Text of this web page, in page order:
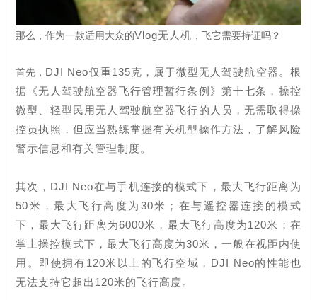
那么，作为一款适用大众的Vlog无人机 ，飞它需要持证吗？
首先， DJI Neo仅重135克，属于微型无人驾驶航空器。根
据《无人驾驶航空器飞行管理暂行条例》第十七条，操控
微型、轻型民用无人驾驶航空器飞行的人员，无需取得操
控员执照，但应当熟练掌握有关机型操作方法，了解风险
警示信息和有关管理制度。
其次，DJI Neo在与手机连接的模式下，最大飞行距离为
50米，最大飞行高度为30米；在与遥控器连接的模式
下，最大飞行距离为6000米，最大飞行高度为120米；在
掌上操控模式下，最大飞行高度为30米，一般在视距内使
用。即使拥有120米以上的飞行空域，DJI Neo的性能也
无法支持它超出120米的飞行高度。